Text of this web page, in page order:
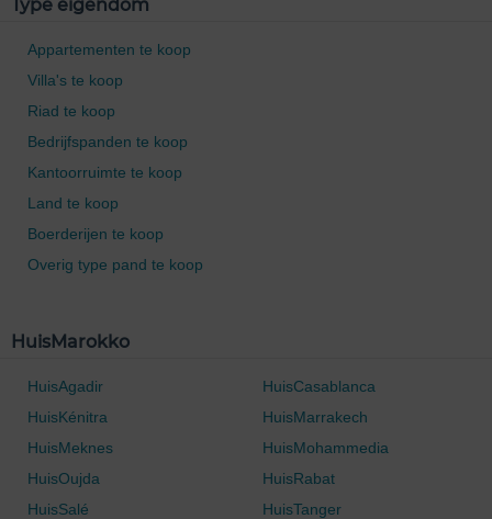
Type eigendom
Appartementen te koop
Villa's te koop
Riad te koop
Bedrijfspanden te koop
Kantoorruimte te koop
Land te koop
Boerderijen te koop
Overig type pand te koop
HuisMarokko
HuisAgadir
HuisCasablanca
HuisKénitra
HuisMarrakech
HuisMeknes
HuisMohammedia
HuisOujda
HuisRabat
HuisSalé
HuisTanger